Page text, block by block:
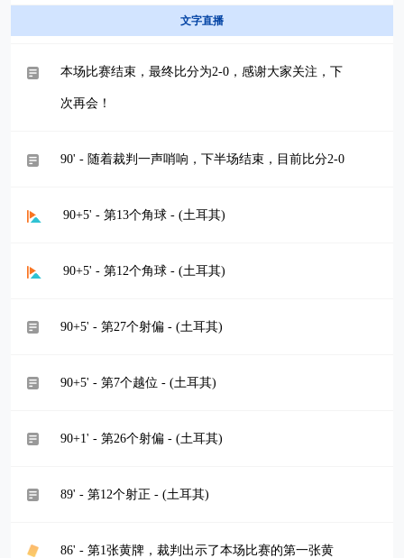
文字直播
本场比赛结束，最终比分为2-0，感谢大家关注，下
次再会！
90' - 随着裁判一声哨响，下半场结束，目前比分2-0
90+5' - 第13个角球 - (土耳其)
90+5' - 第12个角球 - (土耳其)
90+5' - 第27个射偏 - (土耳其)
90+5' - 第7个越位 - (土耳其)
90+1' - 第26个射偏 - (土耳其)
89' - 第12个射正 - (土耳其)
86' - 第1张黄牌，裁判出示了本场比赛的第一张黄